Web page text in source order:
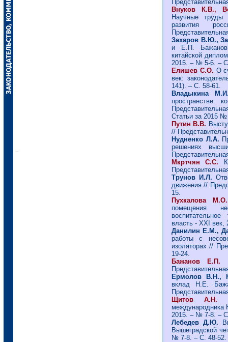
Внуков К.В.,
Научные
развития
Захаров В.Ю.,
и Е.П.
китайской
2015. – № 5-6. –
Елишев С.О. О
век:
141). – С. 58-61.
Владыкина
пространстве:
Статьи за 2015 №
Путин В.В.
//
Нудненко Л.А.
решениях
Мкртчян С.С.
Трунов И.Л.
движения //
15.
Пухкалова М.О.
помещения
власть - ХХI
Данилин Е.М.,
работы с
изоляторах //
19-24.
Бажанов Е.П.
Ермолов В.Н.,
вклад Н.Е.
Щитов А.Н.
международника
2015. – № 7-8. –
Лебедев Д.Ю.
Вышеградской
№ 7-8. – С. 48-52.